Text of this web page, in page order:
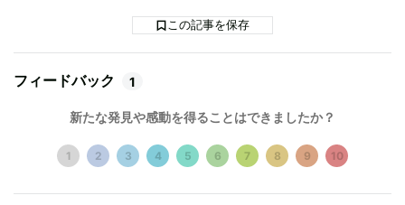
この記事を保存
フィードバック 1
新たな発見や感動を得ることはできましたか？
1 2 3 4 5 6 7 8 9 10